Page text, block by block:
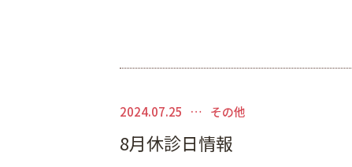
2024.07.25 その他
8月休診日情報